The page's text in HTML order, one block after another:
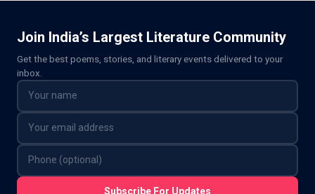
Join India’s Largest Literature Community
Get the best poems, stories, and literary events delivered to your
inbox.
Subscribe For Updates